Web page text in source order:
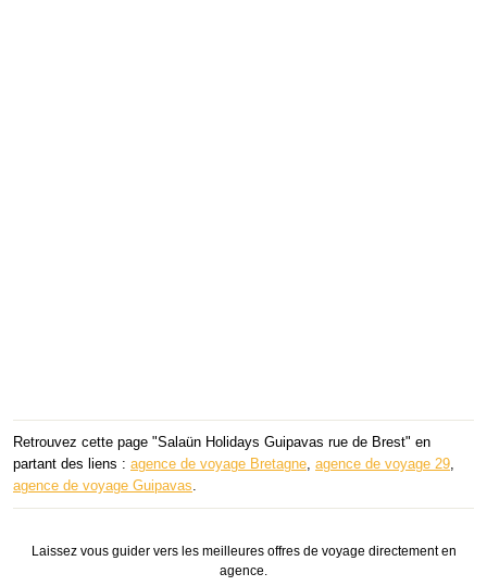
Retrouvez cette page "Salaün Holidays Guipavas rue de Brest" en
partant des liens : agence de voyage Bretagne, agence de voyage 29,
agence de voyage Guipavas.
Laissez vous guider vers les meilleures offres de voyage directement en
agence.